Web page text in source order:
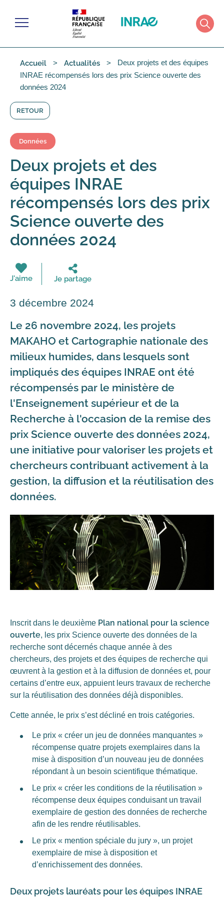
Menu
Accueil Actualités
Deux projets et des équipes
INRAE récompensés lors des prix Science ouverte des
données 2024
RETOUR
Données
Deux projets et des
équipes INRAE
récompensés lors des prix
Science ouverte des
données 2024
J'aime Je partage
3 décembre 2024
Le 26 novembre 2024, les projets
MAKAHO et Cartographie nationale des
milieux humides, dans lesquels sont
impliqués des équipes INRAE ont été
récompensés par le ministère de
l'Enseignement supérieur et de la
Recherche à l'occasion de la remise des
prix Science ouverte des données 2024,
une initiative pour valoriser les projets et
chercheurs contribuant activement à la
gestion, la diffusion et la réutilisation des
données.
Inscrit dans le deuxième Plan national pour la science
ouverte, les prix Science ouverte des données de la
recherche sont décernés chaque année à des
chercheurs, des projets et des équipes de recherche qui
œuvrent à la gestion et à la diffusion de données et, pour
certains d’entre eux, appuient leurs travaux de recherche
sur la réutilisation des données déjà disponibles.
Cette année, le prix s’est décliné en trois catégories.
Le prix « créer un jeu de données manquantes »
récompense quatre projets exemplaires dans la
mise à disposition d’un nouveau jeu de données
répondant à un besoin scientifique thématique.
Le prix « créer les conditions de la réutilisation »
récompense deux équipes conduisant un travail
exemplaire de gestion des données de recherche
afin de les rendre réutilisables.
Le prix « mention spéciale du jury », un projet
exemplaire de mise à disposition et
d’enrichissement des données.
Deux projets lauréats pour les équipes INRAE